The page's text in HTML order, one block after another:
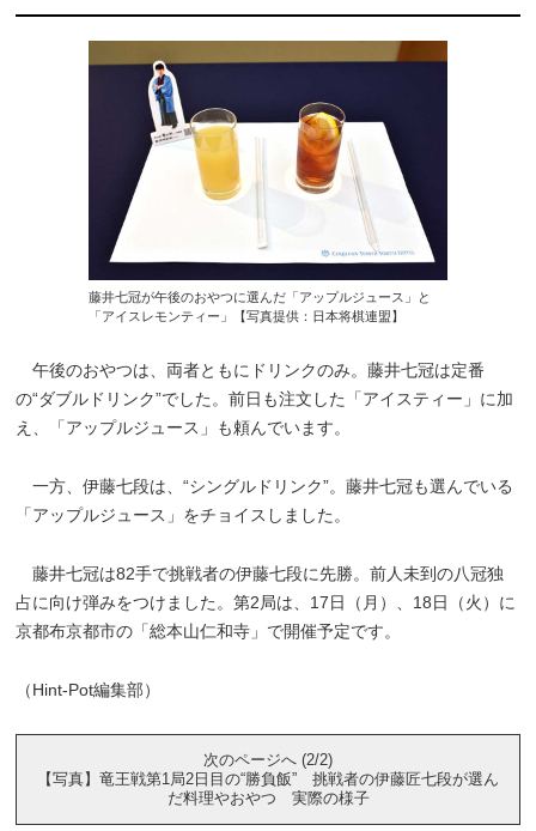
藤井七冠が午後のおやつに選んだ「アップルジュース」と
「アイスレモンティー」【写真提供：日本将棋連盟】
午後のおやつは、両者ともにドリンクのみ。藤井七冠は定番
の“ダブルドリンク”でした。前日も注文した「アイスティー」に加
え、「アップルジュース」も頼んでいます。
一方、伊藤七段は、“シングルドリンク”。藤井七冠も選んでいる
「アップルジュース」をチョイスしました。
藤井七冠は82手で挑戦者の伊藤七段に先勝。前人未到の八冠独
占に向け弾みをつけました。第2局は、17日（月）、18日（火）に
京都布京都市の「総本山仁和寺」で開催予定です。
（Hint-Pot編集部）
次のページへ (2/2)
【写真】竜王戦第1局2日目の“勝負飯” 挑戦者の伊藤匠七段が選ん
だ料理やおやつ 実際の様子